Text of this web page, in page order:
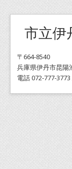
市立伊
〒664-8540
兵庫県伊丹市昆陽
電話 072-777-